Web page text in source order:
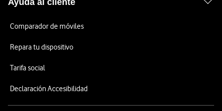
Ayuda al cliente
Comparador de móviles
Repara tu dispositivo
Tarifa social
Declaración Accesibilidad